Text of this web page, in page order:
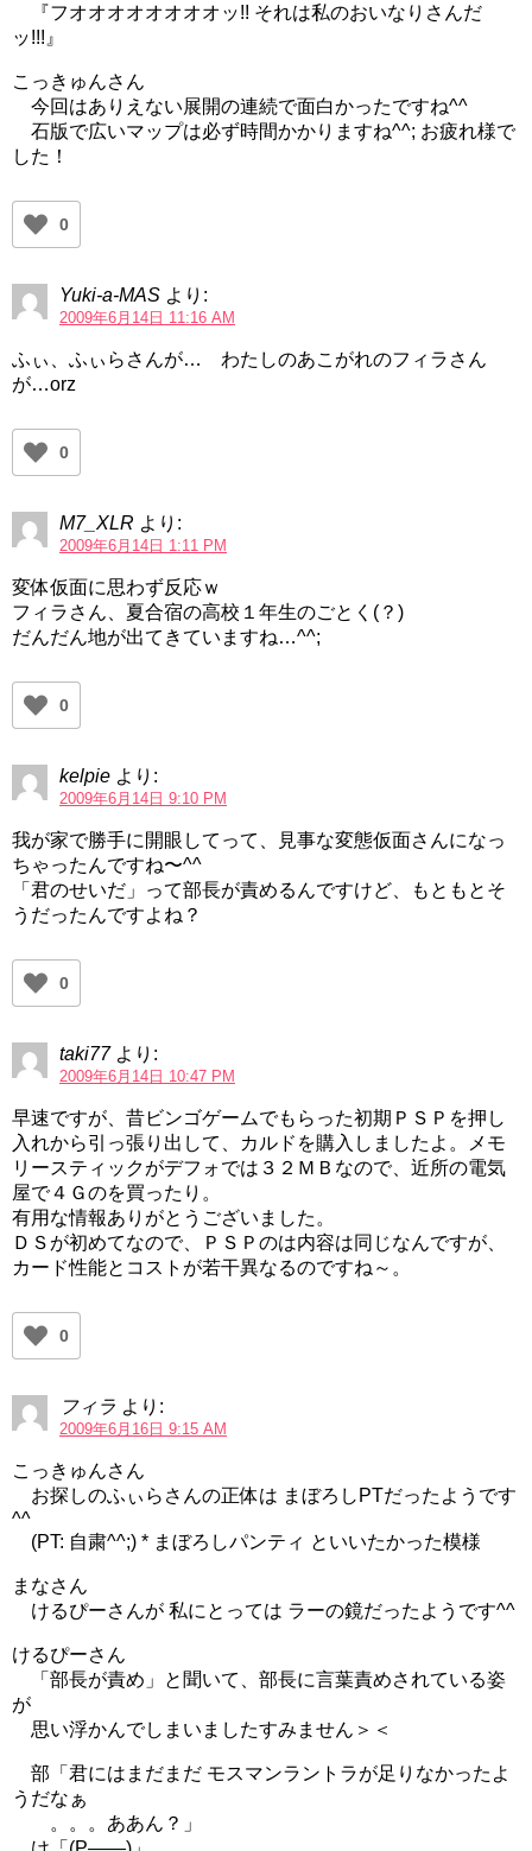
『フオオオオオオオオッ!! それは私のおいなりさんだ
ッ!!!』
こっきゅんさん
今回はありえない展開の連続で面白かったですね^^
石版で広いマップは必ず時間かかりますね^^; お疲れ様で
した！
0
Yuki-a-MAS より:
2009年6月14日 11:16 AM
ふぃ、ふぃらさんが… わたしのあこがれのフィラさん
が…orz
0
M7_XLR より:
2009年6月14日 1:11 PM
変体仮面に思わず反応ｗ
フィラさん、夏合宿の高校１年生のごとく(？)
だんだん地が出てきていますね…^^;
0
kelpie より:
2009年6月14日 9:10 PM
我が家で勝手に開眼してって、見事な変態仮面さんになっ
ちゃったんですね〜^^
「君のせいだ」って部長が責めるんですけど、もともとそ
うだったんですよね？
0
taki77 より:
2009年6月14日 10:47 PM
早速ですが、昔ビンゴゲームでもらった初期ＰＳＰを押し
入れから引っ張り出して、カルドを購入しましたよ。メモ
リースティックがデフォでは３２ＭＢなので、近所の電気
屋で４Ｇのを買ったり。
有用な情報ありがとうございました。
ＤＳが初めてなので、ＰＳＰのは内容は同じなんですが、
カード性能とコストが若干異なるのですね～。
0
フィラ より:
2009年6月16日 9:15 AM
こっきゅんさん
お探しのふぃらさんの正体は まぼろしPTだったようです
^^
(PT: 自粛^^;) * まぼろしパンティ といいたかった模様
まなさん
けるぴーさんが 私にとっては ラーの鏡だったようです^^
けるぴーさん
「部長が責め」と聞いて、部長に言葉責めされている姿
が
思い浮かんでしまいましたすみません＞＜
部「君にはまだまだ モスマンラントラが足りなかったよ
うだなぁ
。。。ああん？」